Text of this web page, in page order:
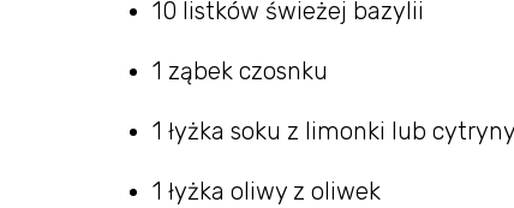
10 listków świeżej bazylii
1 ząbek czosnku
1 łyżka soku z limonki lub cytryny
1 łyżka oliwy z oliwek